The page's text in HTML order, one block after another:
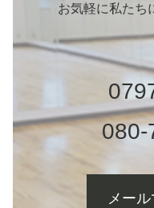
お気軽に私たち
080-
メー